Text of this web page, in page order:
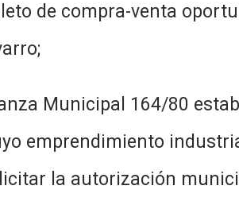
de compra-venta
Municipal 164/80
emprendimiento
la autorización